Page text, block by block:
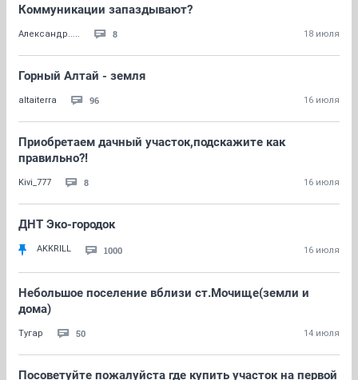
Коммуникации запаздывают?
Александр..... 8 18 июля
Горный Алтай - земля
altaiterra 96 16 июля
Приобретаем дачный участок,подскажите как
правильно?!
Kivi_777 8 16 июля
ДНТ Эко-городок
AKKRILL 1000 16 июля
Небольшое поселение вблизи ст.Мочище(земли и
дома)
Тугар 50 14 июля
Посоветуйте пожалуйста где купить участок на первой